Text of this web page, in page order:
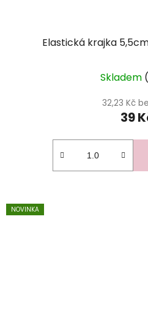
Elastická krajka
Skladem
32,23 Kč
39
NOVINKA